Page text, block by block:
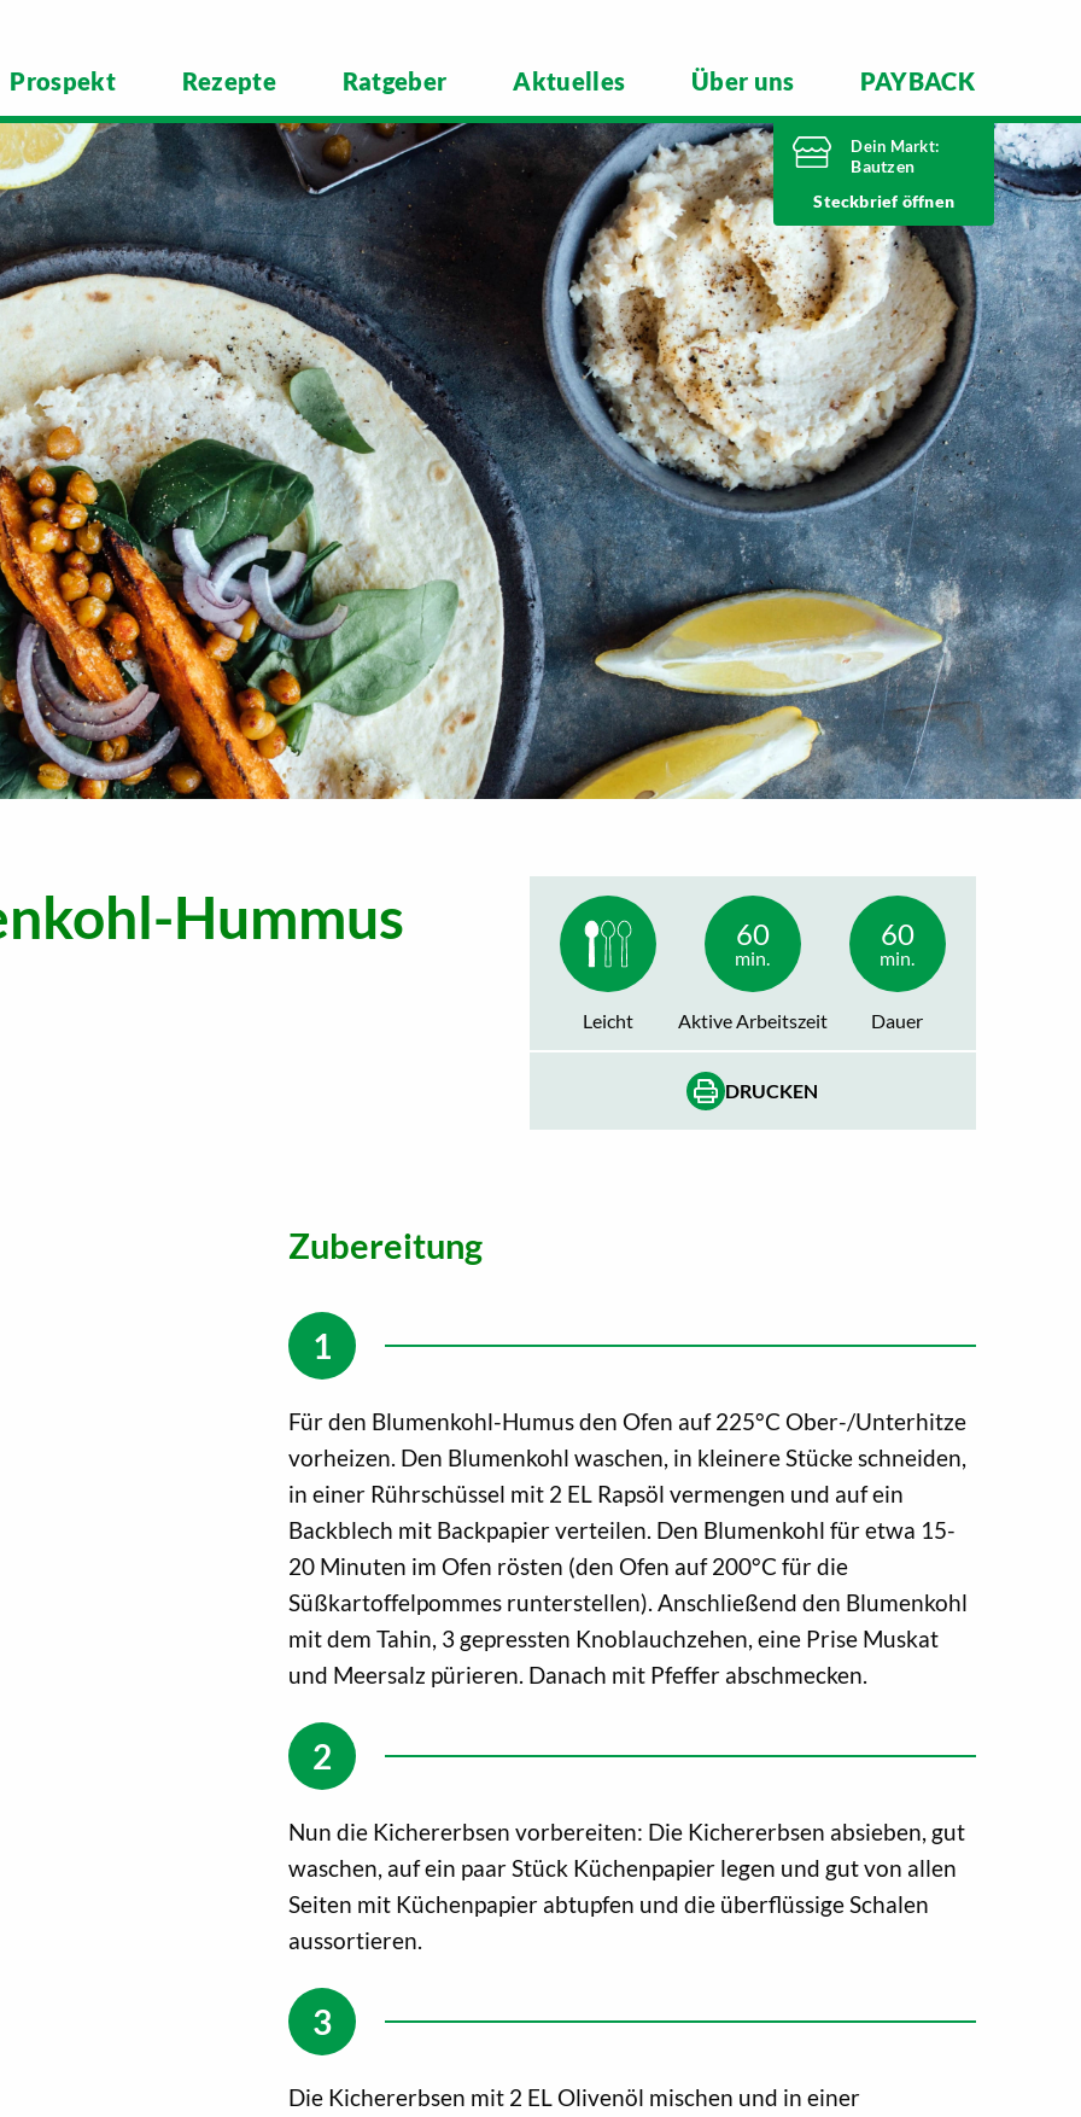
Prospekt Rezepte Ratgeber Aktuelles Über uns PAYBACK
Dein Markt:
Bautzen
Heute bis
Telefonnummer
03591 6280
Niederkainaer Straße 14
02625 Bautzen
Markt ändern
Steckbrief
Hummus
Leicht
60
min.
Aktive Arbeitszeit
60
min.
Dauer
DRUCKEN
Zubereitung
Für den Blumenkohl-Humus den Ofen auf 225°C Ober-/Unterhitze
vorheizen. Den Blumenkohl waschen, in kleinere Stücke schneiden,
in einer Rührschüssel mit 2 EL Rapsöl vermengen und auf ein
Backblech mit Backpapier verteilen. Den Blumenkohl für etwa 15-
20 Minuten im Ofen rösten (den Ofen auf 200°C für die
Süßkartoffelpommes runterstellen). Anschließend den Blumenkohl
mit dem Tahin, 3 gepressten Knoblauchzehen, eine Prise Muskat
und Meersalz pürieren. Danach mit Pfeffer abschmecken.
Nun die Kichererbsen vorbereiten: Die Kichererbsen absieben, gut
waschen, auf ein paar Stück Küchenpapier legen und gut von allen
Seiten mit Küchenpapier abtupfen und die überflüssige Schalen
aussortieren.
Die Kichererbsen mit 2 EL Olivenöl mischen und in einer